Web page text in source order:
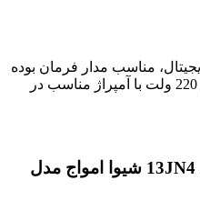
مناسب مدار فرمان بوده
و حتما باید کنتاکتور سه‌فاز با بوبین 220 ولت با آمپراژ مناسب در
ابعاد سوپر کنترل فاز دیجیتال 13JN4 شیوا امواج مدل